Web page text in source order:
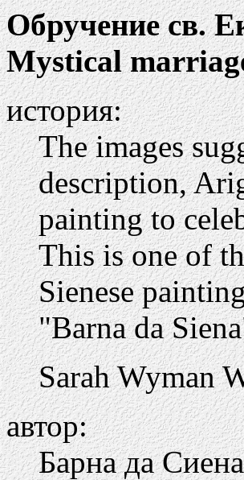
Обручение св.
Mystical
история:
The images
description,
painting to
This is one of
Sienese
"Barna da
Sarah Wyman
автор:
Барна да Сиена